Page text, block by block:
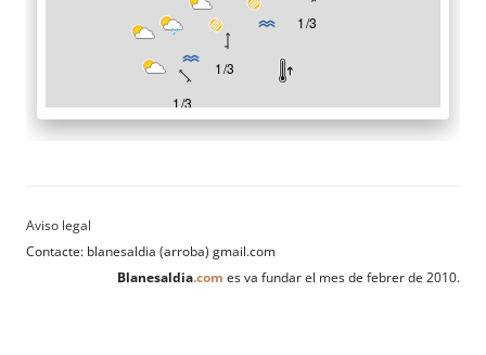
Contacte: blanesaldia (arroba) gmail.com
Blanesaldia.com es va fundar el mes de febrer de 2010.